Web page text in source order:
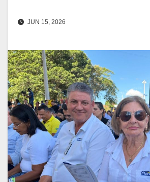
JUN 15, 2026